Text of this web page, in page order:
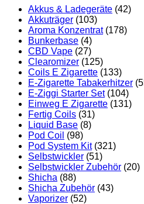
Akkus & Ladegeräte (42)
Akkuträger (103)
Aroma Konzentrat (178)
Bunkerbase (4)
CBD Vape (27)
Clearomizer (125)
Coils E Zigarette (133)
E-Zigarette Tabakerhitzer
E-Ziggi Starter Set (104)
Einweg E Zigarette (131)
Fertig Coils (31)
Liquid Base (8)
Pod Coil (98)
Pod System Kit (321)
Selbstwickler (51)
Selbstwickler Zubehör (20)
Shicha (88)
Shicha Zubehör (43)
Vaporizer (52)